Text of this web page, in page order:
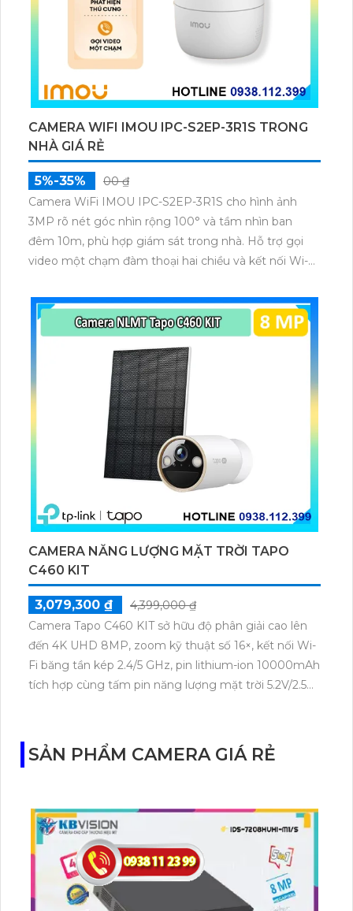
CAMERA WIFI IMOU IPC-S2EP-3R1S TRONG
NHÀ GIÁ RẺ
5%-35%
00 ₫
Camera WiFi IMOU IPC-S2EP-3R1S cho hình ảnh
3MP rõ nét góc nhìn rộng 100° và tầm nhìn ban
đêm 10m, phù hợp giám sát trong nhà. Hỗ trợ gọi
video một chạm đàm thoại hai chiều và kết nối Wi-Fi
microSD tối đa 256GB hoặc lưu đám mây dễ lắp đặt
cho gia đình và văn phòng nhỏ.
CAMERA NĂNG LƯỢNG MẶT TRỜI TAPO
C460 KIT
3,079,300 ₫
4,399,000 ₫
Camera Tapo C460 KIT sở hữu độ phân giải cao lên
đến 4K UHD 8MP, zoom kỹ thuật số 16×, kết nối Wi-
Fi băng tần kép 2.4/5 GHz, pin lithium-ion 10000mAh
tích hợp cùng tấm pin năng lượng mặt trời 5.2V/2.5W.
SẢN PHẨM CAMERA GIÁ RẺ